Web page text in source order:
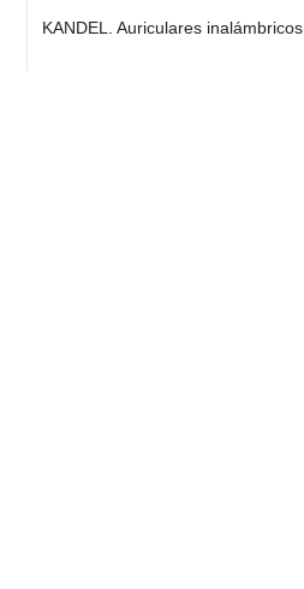
KANDEL. Auriculares inalámbricos